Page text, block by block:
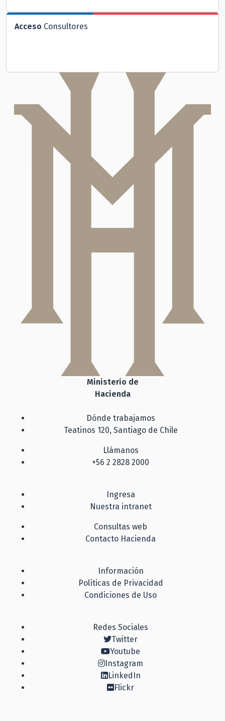
Acceso Consultores
Ministerio de
Hacienda
Dónde trabajamos
Teatinos 120, Santiago de Chile
Llámanos
+56 2 2828 2000
Ingresa
Nuestra intranet
Consultas web
Contacto Hacienda
Información
Políticas de Privacidad
Condiciones de Uso
Redes Sociales
Twitter
Youtube
Instagram
LinkedIn
Flickr